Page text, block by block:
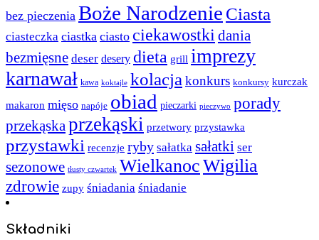
bez pieczenia Boże Narodzenie Ciasta
ciasteczka ciastka ciasto ciekawostki dania
bezmięsne deser desery dieta grill imprezy
karnawał kawa koktajle kolacja konkurs konkursy kurczak
makaron mięso napóje obiad pieczarki pieczywo porady
przekąskaprzekąski przetwory przystawka
przystawki recenzje ryby sałatka sałatki ser
sezonowe tłusty czwartek WielkanocWigilia
zdrowie zupy śniadania śniadanie
Składniki